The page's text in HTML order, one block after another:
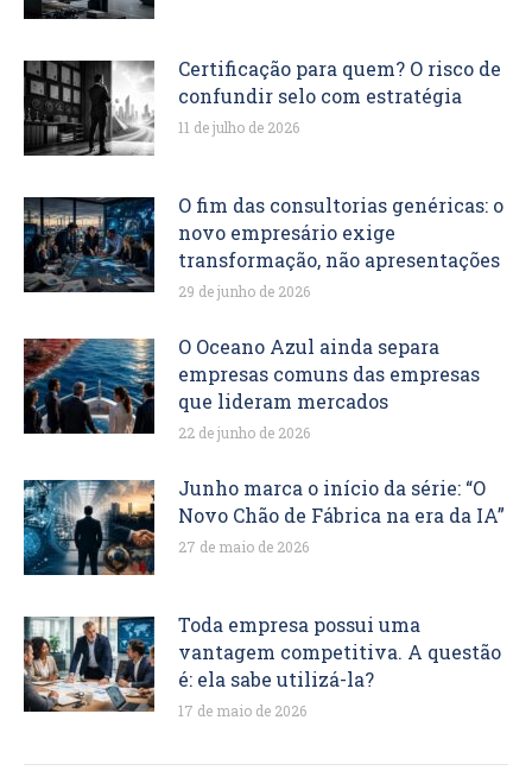
Certificação para quem? O risco de
confundir selo com estratégia
11 de julho de 2026
O fim das consultorias genéricas: o
novo empresário exige
transformação, não apresentações
29 de junho de 2026
O Oceano Azul ainda separa
empresas comuns das empresas
que lideram mercados
22 de junho de 2026
Junho marca o início da série: “O
Novo Chão de Fábrica na era da IA”
27 de maio de 2026
Toda empresa possui uma
vantagem competitiva. A questão
é: ela sabe utilizá-la?
17 de maio de 2026